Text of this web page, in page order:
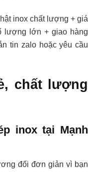
inox chất lượng + giá
lượng lớn + giao hàng
tin zalo hoặc yêu cầu
chất lượng
inox tại Mạnh
đối đơn giản vì bạn